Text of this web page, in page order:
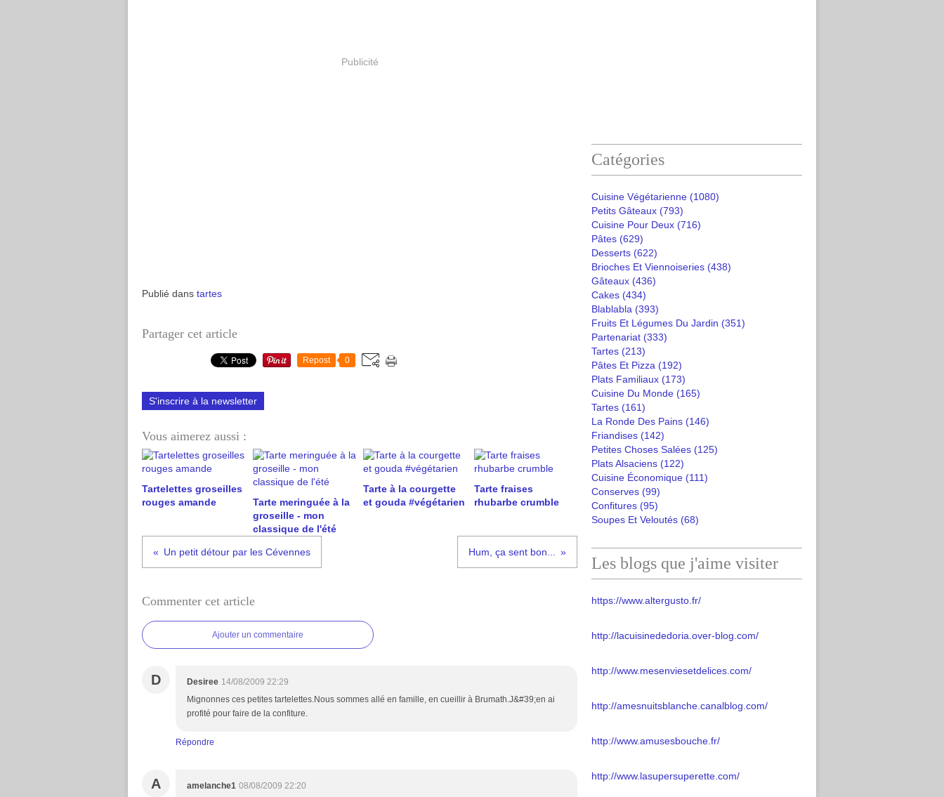
Publicité
Publié dans tartes
Partager cet article
Repost 0
S'inscrire à la newsletter
Vous aimerez aussi :
Tartelettes groseilles
rouges amande
Tarte meringuée à la
groseille - mon
classique de l'été
Tarte à la courgette
et gouda #végétarien
Tarte fraises
rhubarbe crumble
Un petit détour par les Cévennes Hum, ça sent bon...
Commenter cet article
Ajouter un commentaire
D Desiree 14/08/2009 22:29
Mignonnes ces petites tartelettes.Nous sommes allé en famille, en cueillir à Brumath.J&#39;en ai
profité pour faire de la confiture.
Répondre
A amelanche1 08/08/2009 22:20
Catégories
Cuisine Végétarienne (1080)
Petits Gâteaux (793)
Cuisine Pour Deux (716)
Pâtes (629)
Desserts (622)
Brioches Et Viennoiseries (438)
Gâteaux (436)
Cakes (434)
Blablabla (393)
Fruits Et Légumes Du Jardin (351)
Partenariat (333)
Tartes (213)
Pâtes Et Pizza (192)
Plats Familiaux (173)
Cuisine Du Monde (165)
Tartes (161)
La Ronde Des Pains (146)
Friandises (142)
Petites Choses Salées (125)
Plats Alsaciens (122)
Cuisine Économique (111)
Conserves (99)
Confitures (95)
Soupes Et Veloutés (68)
Les blogs que j'aime visiter
https://www.altergusto.fr/
http://lacuisinededoria.over-blog.com/
http://www.mesenviesetdelices.com/
http://amesnuitsblanche.canalblog.com/
http://www.amusesbouche.fr/
http://www.lasupersuperette.com/